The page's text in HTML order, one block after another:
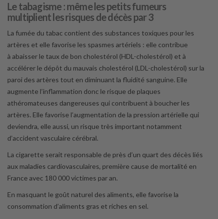
Le tabagisme : même les petits fumeurs
multiplient les risques de décès par 3
La fumée du tabac contient des substances toxiques pour les
artères et elle favorise les spasmes artériels : elle contribue
à abaisser le taux de bon cholestérol (HDL-cholestérol) et à
accélérer le dépôt du mauvais cholestérol (LDL-cholestérol) sur la
paroi des artères tout en diminuant la fluidité sanguine. Elle
augmente l’inflammation donc le risque de plaques
athéromateuses dangereuses qui contribuent à boucher les
artères. Elle favorise l’augmentation de la pression artérielle qui
deviendra, elle aussi, un risque très important notamment
d’accident vasculaire cérébral.
La cigarette serait responsable de près d’un quart des décès liés
aux maladies cardiovasculaires, première cause de mortalité en
France avec 180 000 victimes par an.
En masquant le goût naturel des aliments, elle favorise la
consommation d’aliments gras et riches en sel.